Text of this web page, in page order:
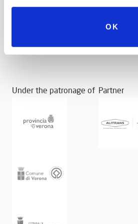
OK
Under the patronage of Partner